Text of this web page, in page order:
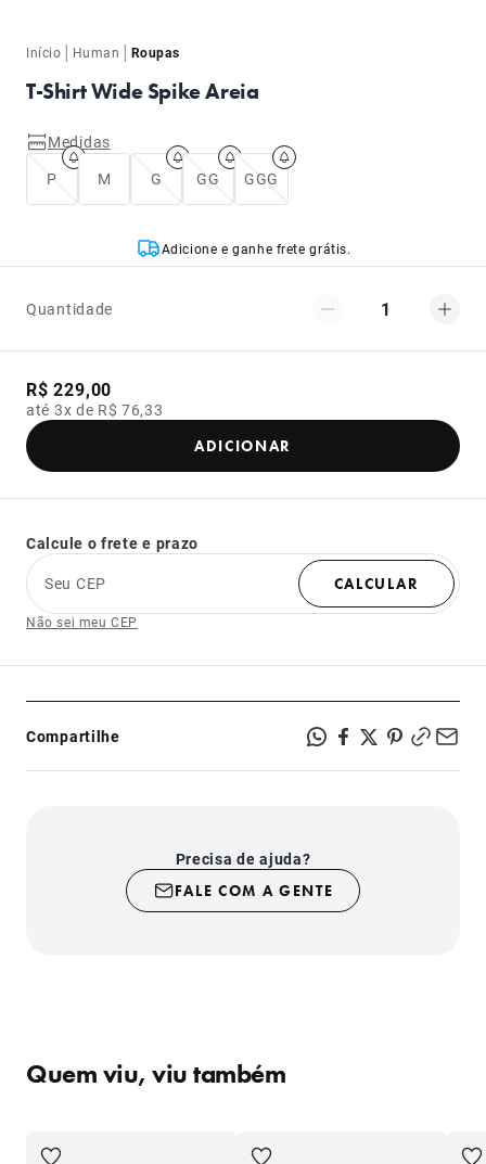
Início | Human | Roupas
T-Shirt Wide Spike Areia
Medidas
P
M G GG GGG
Adicione e ganhe frete grátis.
Quantidade 1
R$ 229,00
até 3x de R$ 76,33
ADICIONAR
Calcule o frete e prazo
Seu CEP
CALCULAR
Não sei meu CEP
Compartilhe
Precisa de ajuda?
FALE COM A GENTE
Quem viu, viu também